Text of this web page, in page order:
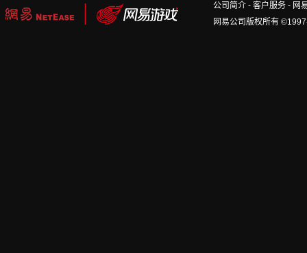
公司简介 - 客户服务 - 网
网易公司版权所有